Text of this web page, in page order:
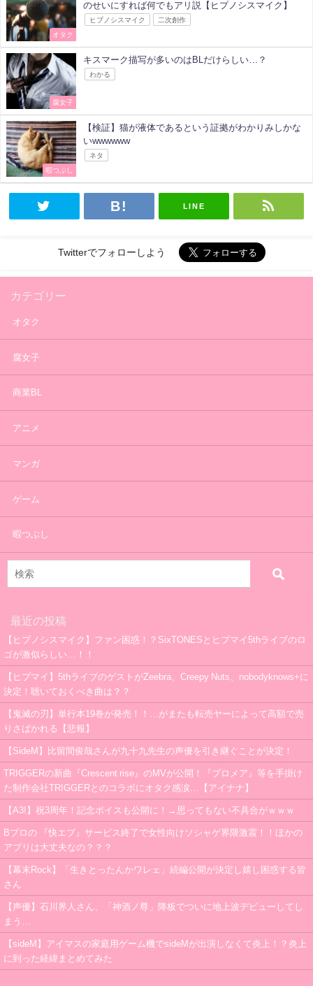
オタク
のせいにすれば何でもアリ説【ヒプノシスマイク】
ヒプノシスマイク 二次創作
腐女子
キスマーク描写が多いのはBLだけらしい…？
わかる
暇つぶし
【検証】猫が液体であるという証拠がわかりみしかな
いwwwwww
ネタ
LINE
Twitterでフォローしよう
カテゴリー
オタク
腐女子
商業BL
アニメ
マンガ
ゲーム
暇つぶし
最近の投稿
【ヒプノシスマイク】ファン困惑！？SixTONESとヒプマイ5thライブのロ
ゴが激似らしい…！！
【ヒプマイ】5thライブのゲストがZeebra、Creepy Nuts、nobodyknows+に
決定！聴いておくべき曲は？？
【鬼滅の刃】単行本19巻が発売！！…がまたも転売ヤーによって高額で売
りさばかれる【悲報】
【SideM】比留間俊哉さんが九十九先生の声優を引き継ぐことが決定！
TRIGGERの新曲『Crescent rise』のMVが公開！『プロメア』等を手掛け
た制作会社TRIGGERとのコラボにオタク感涙…【アイナナ】
【A3!】祝3周年！記念ボイスも公開に！→思ってもない不具合がｗｗｗ
Bプロの 『快エブ』サービス終了で女性向けソシャゲ界隈激震！！ほかの
アプリは大丈夫なの？？？
【幕末Rock】「生きとったんかワレェ」続編公開が決定し嬉し困惑する皆
さん
【声優】石川界人さん、「神酒ノ尊」降板でついに地上波デビューしてし
まう…
【sideM】アイマスの家庭用ゲーム機でsideMが出演しなくて炎上！？炎上
に到った経緯まとめてみた